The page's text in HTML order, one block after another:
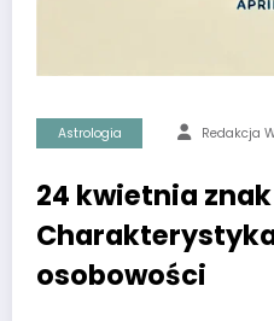
Astrologia Redakcja
24 kwietnia
osobowości